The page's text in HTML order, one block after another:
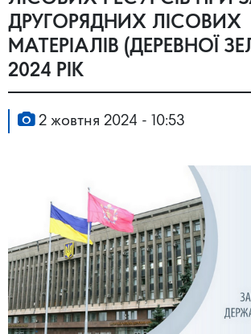
ДРУГОРЯДНИХ ЛІСОВИХ
МАТЕРІАЛІВ (ДЕРЕВНОЇ
2024 РІК
2 жовтня 2024 - 10:53